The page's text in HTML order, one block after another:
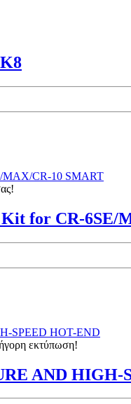
for CR-6SE/
εκτύπωση!
AND HIGH-